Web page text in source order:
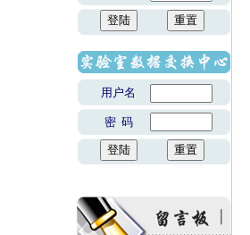
用户名
密 码